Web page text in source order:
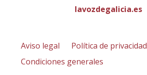
lavozdegalicia.es
Aviso legal
Política de privacidad
Condiciones generales